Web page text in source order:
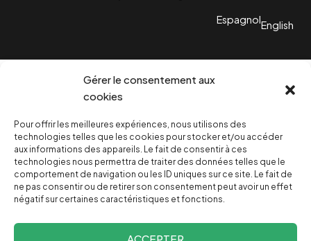
Gérer le consentement aux
cookies
Pour offrir les meilleures expériences, nous utilisons des
technologies telles que les cookies pour stocker et/ou accéder
aux informations des appareils. Le fait de consentir à ces
technologies nous permettra de traiter des données telles que le
comportement de navigation ou les ID uniques sur ce site. Le fait de
ne pas consentir ou de retirer son consentement peut avoir un effet
négatif sur certaines caractéristiques et fonctions.
ACCEPTER
EspagnolEnglish
Ni pub, ni subsides. Investig’Action
a besoin de vous!
Devenez donateur mensuel et
profitez de 20% de réduction sur